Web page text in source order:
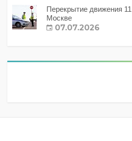
Перекрытие движения
Москве
07.07.2026